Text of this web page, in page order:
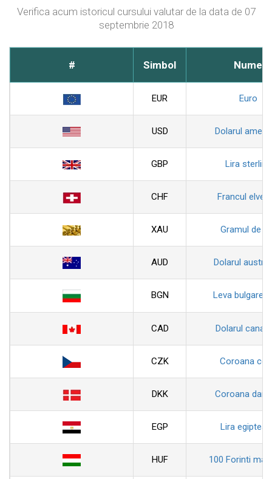
Verifica acum istoricul cursului valutar de la data de 07
septembrie 2018
# Simbol Nume
EUR Euro
USD Dolarul
GBP Lira sterlina
CHF Francul
XAU Gramul de
AUD Dolarul
BGN Leva
CAD Dolarul
CZK Coroana
DKK Coroana
EGP Lira
HUF 100 Forinti